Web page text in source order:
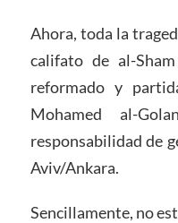
Ahora, toda la
califato de al-
reformado y
Mohamed al-
responsabilidad de
Aviv/Ankara.
Sencillamente, no